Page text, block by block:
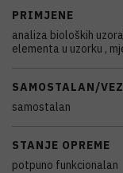
PRIMJENE
analiza bioloških
elementa u uzorku ,
SAMOSTALAN/
samostalan
STANJE OPREME
potpuno funkcionalan